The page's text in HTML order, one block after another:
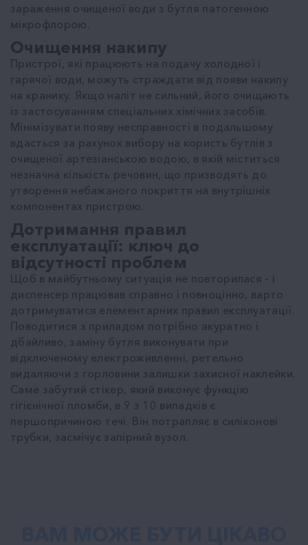
зараження очищеної води з бутля патогенною
мікрофлорою.
Очищення накипу
Пристрої, які працюють на подачу холодної і
гарячої води, можуть страждати від появи накипу
на кранику. Якщо наліт не сильний, його очищають
із застосуванням спеціальних хімічних засобів.
Мінімізувати появу несправності в подальшому
вдасться за рахунок вибору на користь бутлів з
очищеної артезіанською водою, в якій міститься
незначна кількість речовин, що призводять до
утворення небажаного покриття на внутрішніх
компонентах пристрою.
Дотримання правил
експлуатації: ключ до
відсутності проблем
Щоб в майбутньому ситуація не повторилася - і
диспенсер працював справно і повноцінно, варто
дотримуватися елементарних правил експлуатації.
Поводитися з приладом потрібно акуратно і
дбайливо, заміну бутля виконувати при
відключеному електроживленні, ретельно
видаляючи з горловини залишки захисної наклейки.
Саме забутий стікер, який виконує функцію
гігієнічної пломби, в 9 з 10 випадків є
першопричиною течі. Він потрапляє в силіконові
трубки, засмічує запірний вузол.